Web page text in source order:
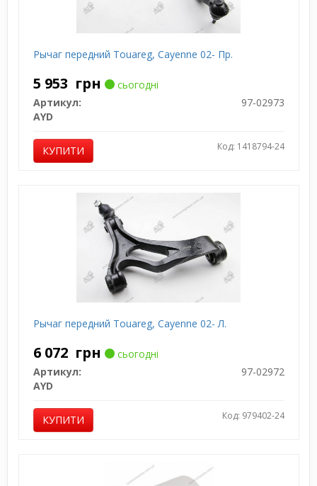
Рычаг передний Touareg, Cayenne 02- Пр.
5 953 грн
сьогодні
Артикул:
97-02973
AYD
КУПИТИ Код: 1418794-24
Рычаг передний Touareg, Cayenne 02- Л.
6 072 грн
сьогодні
Артикул:
97-02972
AYD
КУПИТИ Код: 979402-24